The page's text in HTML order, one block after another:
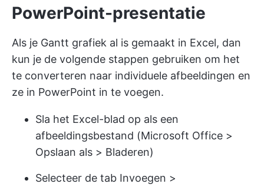
PowerPoint-presentatie
Als je Gantt grafiek al is gemaakt in Excel, dan
kun je de volgende stappen gebruiken om het
te converteren naar individuele afbeeldingen en
ze in PowerPoint in te voegen.
Sla het Excel-blad op als een
afbeeldingsbestand (Microsoft Office >
Opslaan als > Bladeren)
Selecteer de tab Invoegen >